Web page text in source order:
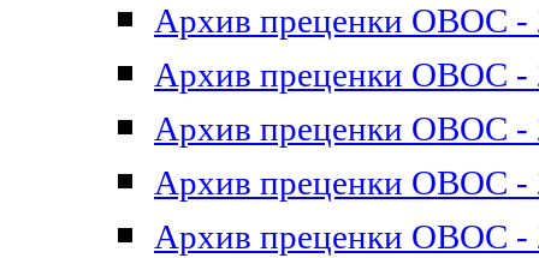
Архив преценки ОВОС -
Архив преценки ОВОС -
Архив преценки ОВОС -
Архив преценки ОВОС -
Архив преценки ОВОС -